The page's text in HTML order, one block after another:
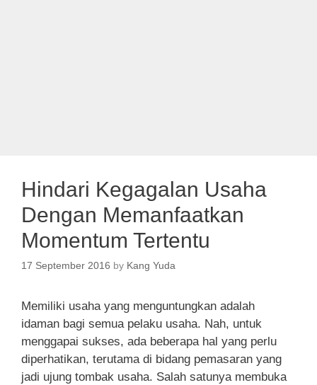
Hindari Kegagalan Usaha
Dengan Memanfaatkan
Momentum Tertentu
17 September 2016 by Kang Yuda
Memiliki usaha yang menguntungkan adalah
idaman bagi semua pelaku usaha. Nah, untuk
menggapai sukses, ada beberapa hal yang perlu
diperhatikan, terutama di bidang pemasaran yang
jadi ujung tombak usaha. Salah satunya membuka